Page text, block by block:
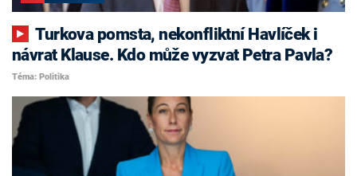
Turkova pomsta, nekonfliktní Havlíček i
návrat Klause. Kdo může vyzvat Petra Pavla?
Téma: Politika